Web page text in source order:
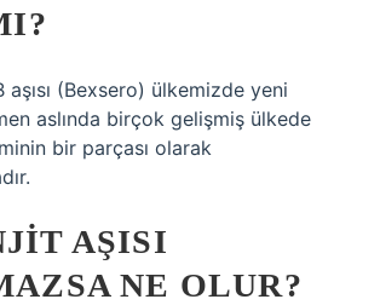
aşısı (Bexsero) ülkemizde yeni
aslında birçok gelişmiş ülkede
bir parçası olarak
AŞISI
NE OLUR?